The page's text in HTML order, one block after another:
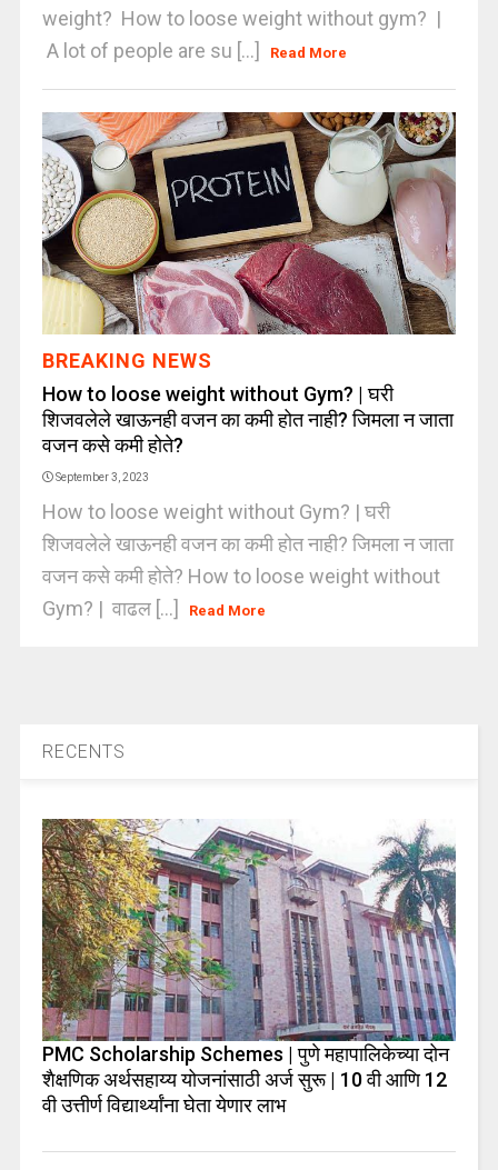
weight? How to loose weight without gym? |
A lot of people are su [...]
Read More
BREAKING NEWS
How to loose weight without Gym? | घरी
शिजवलेले खाऊनही वजन का कमी होत नाही? जिमला न जाता
वजन कसे कमी होते?
September 3, 2023
How to loose weight without Gym? | घरी
शिजवलेले खाऊनही वजन का कमी होत नाही? जिमला न जाता
वजन कसे कमी होते? How to loose weight without
Gym? | वाढल [...]
Read More
RECENTS
PMC Scholarship Schemes | पुणे महापालिकेच्या दोन
शैक्षणिक अर्थसहाय्य योजनांसाठी अर्ज सुरू | 10 वी आणि 12
वी उत्तीर्ण विद्यार्थ्यांना घेता येणार लाभ